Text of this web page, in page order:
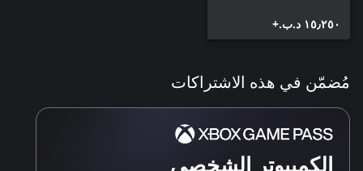
١٥٫٢٥٠ د.ب.‏+
مُضمّن في هذه الاشتراكات
الكمبيوتر الشخصي